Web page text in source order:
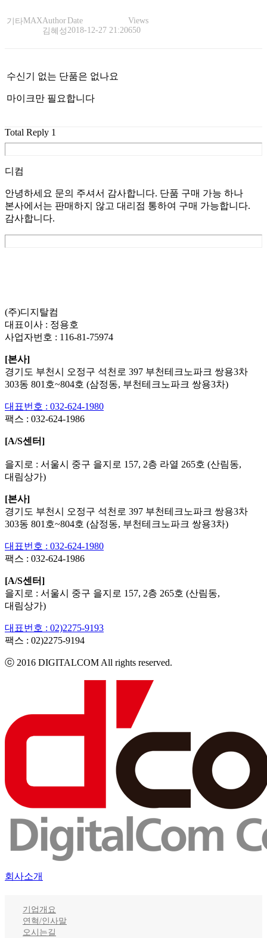
기타MAXAuthor
김혜성
Date
2018-12-27 21:20
Views
650
수신기 없는 단품은 없나요
마이크만 필요합니다
Total Reply 1
디컴
안녕하세요 문의 주셔서 감사합니다. 단품 구매 가능 하나
본사에서는 판매하지 않고 대리점 통하여 구매 가능합니다.
감사합니다.
(주)디지탈컴
대표이사 : 정용호
사업자번호 : 116-81-75974
[본사]
경기도 부천시 오정구 석천로 397 부천테크노파크 쌍용3차
303동 801호~804호 (삼정동, 부천테크노파크 쌍용3차)
대표번호 : 032-624-1980
팩스 : 032-624-1986
[A/S센터]
을지로 : 서울시 중구 을지로 157, 2층 라열 265호 (산림동,
대림상가)
[본사]
경기도 부천시 오정구 석천로 397 부천테크노파크 쌍용3차
303동 801호~804호 (삼정동, 부천테크노파크 쌍용3차)
대표번호 : 032-624-1980
팩스 : 032-624-1986
[A/S센터]
을지로 : 서울시 중구 을지로 157, 2층 265호 (산림동,
대림상가)
대표번호 : 02)2275-9193
팩스 : 02)2275-9194​
ⓒ 2016 DIGITALCOM All rights reserved.
회사소개
기업개요
연혁/인사말
오시는길